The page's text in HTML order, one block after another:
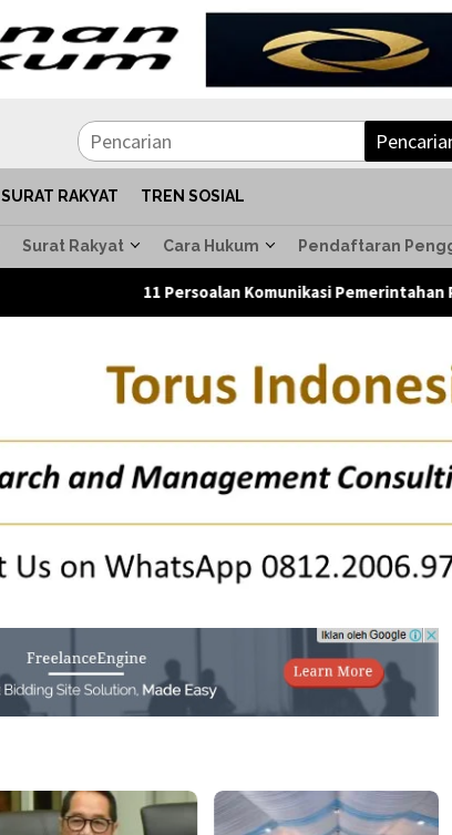
SURAT RAKYAT TREN SOSIAL
Surat Rakyat Cara Hukum Pendaftaran
11 Persoalan Komunikasi Pemerintahan Prabowo